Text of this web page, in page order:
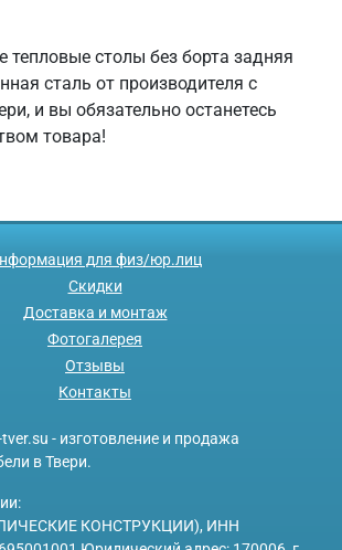
тепловые столы без борта задняя
сталь от производителя с
и вы обязательно останетесь
товара!
для физ/юр.лиц
Скидки
Доставка и монтаж
Фотогалерея
Отзывы
Контакты
- изготовление и продажа
в Твери.
КОНСТРУКЦИИ), ИНН